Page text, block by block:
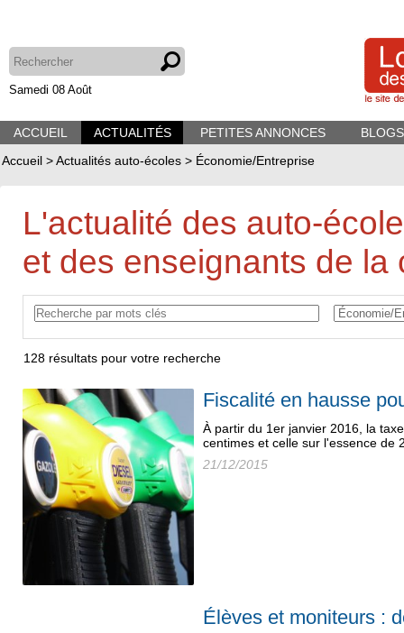
Samedi 08 Août
ACCUEIL ACTUALITÉS PETITES ANNONCES
Accueil >Actualités auto-écoles > Économie/Entreprise
L'actualité des auto-
et des enseignants de la
128 résultats pour votre recherche
Fiscalité en hausse
À partir du 1er janvier 2016, la
centimes et celle sur l'essence de
21/12/2015
Élèves et moniteurs :